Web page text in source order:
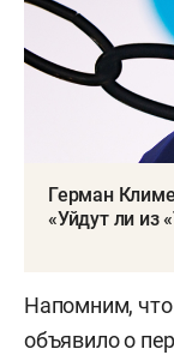
Герман
«Уйдут ли из
Напомним,
объявилоо